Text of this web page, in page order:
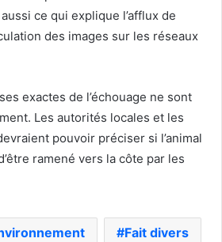
ce qui explique l’afflux de
des images sur les réseaux
exactes de l’échouage ne sont
Les autorités locales et les
pouvoir préciser si l’animal
ramené vers la côte par les
Fait divers